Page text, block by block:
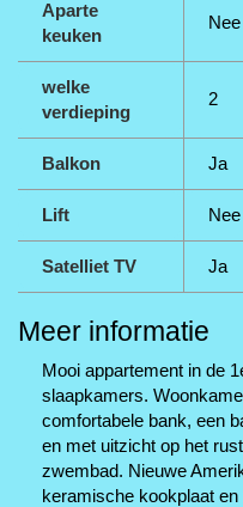
Aparte
keuken
Nee
welke
verdieping
2
Balkon Ja
Lift Nee
Satelliet TV Ja
Meer informatie
Mooi appartement in de
slaapkamers.
comfortabele bank, een
en met uitzicht op het
zwembad. Nieuwe
keramische kookplaat